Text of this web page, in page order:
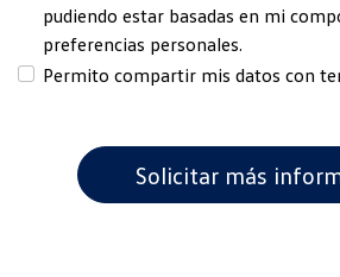
pudiendo estar basadas en mi
preferencias personales.
Permito compartir mis datos con